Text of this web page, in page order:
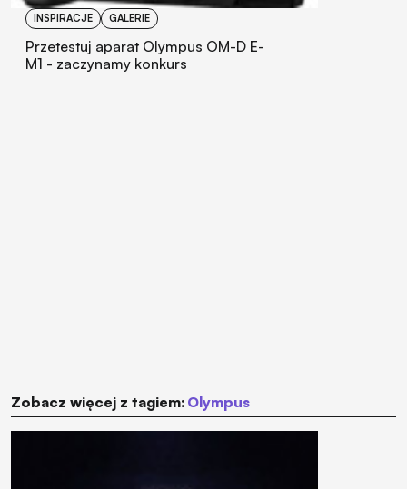
INSPIRACJE GALERIE
Przetestuj aparat Olympus OM-D E-
M1 - zaczynamy konkurs
Zobacz więcej z tagiem: Olympus